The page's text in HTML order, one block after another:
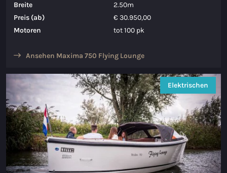
Breite
2.50m
Preis (ab)
€ 30.950,00
Motoren
tot 100 pk
Ansehen Maxima 750 Flying Lounge
Elektrischen